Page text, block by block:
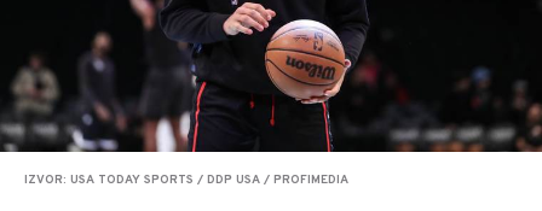
IZVOR: USA TODAY SPORTS / DDP USA / PROFIMEDIA